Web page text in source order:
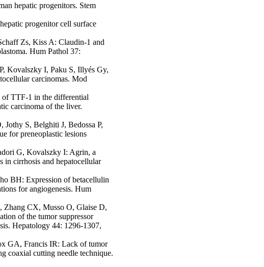
hepatic progenitors. Stem
progenitor cell surface
Zs, Kiss A: Claudin-1 and
Hum Pathol 37:
Kovalszky I, Paku S, Illyés Gy,
carcinomas. Mod
of TTF-1 in the differential
carcinoma of the liver.
S, Belghiti J, Bedossa P,
for preneoplastic lesions
G, Kovalszky I: Agrin, a
in cirrhosis and hepatocellular
BH: Expression of betacellulin
for angiogenesis. Hum
CX, Musso O, Glaise D,
of the tumor suppressor
Hepatology 44: 1296-1307,
GA, Francis IR: Lack of tumor
coaxial cutting needle technique.